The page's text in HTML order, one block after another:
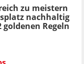
zu meistern
nachhaltig
Regeln